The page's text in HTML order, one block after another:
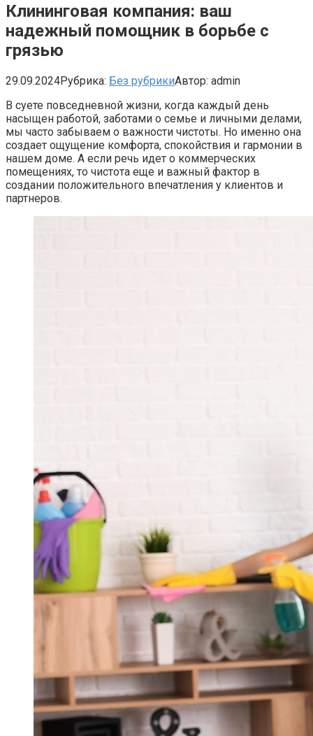
Клининговая компания: ваш
надежный помощник в борьбе с
грязью
29.09.2024Рубрика: Без рубрикиАвтор: admin
В суете повседневной жизни, когда каждый день
насыщен работой, заботами о семье и личными делами,
мы часто забываем о важности чистоты. Но именно она
создает ощущение комфорта, спокойствия и гармонии в
нашем доме. А если речь идет о коммерческих
помещениях, то чистота еще и важный фактор в
создании положительного впечатления у клиентов и
партнеров.